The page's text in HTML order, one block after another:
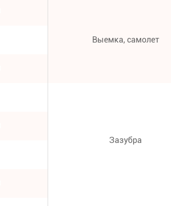
Выемка, самолет
Зазубра